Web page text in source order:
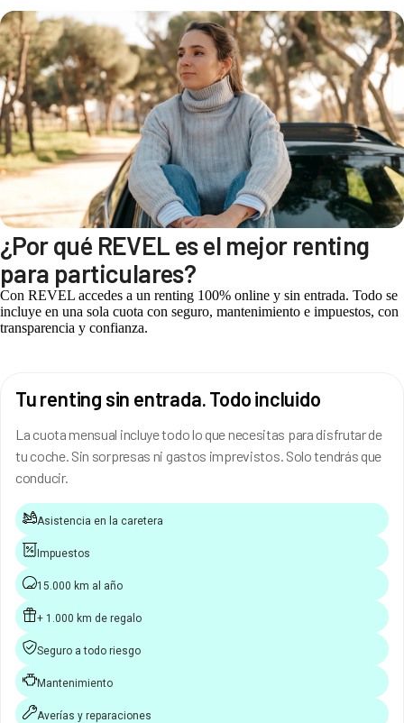
¿Por qué REVEL es el mejor renting
para particulares?
Con REVEL accedes a un renting 100% online y sin entrada. Todo se
incluye en una sola cuota con seguro, mantenimiento e impuestos, con
transparencia y confianza.
Tu renting sin entrada. Todo incluido
La cuota mensual incluye todo lo que necesitas para disfrutar de
tu coche. Sin sorpresas ni gastos imprevistos. Solo tendrás que
conducir.
Asistencia en la caretera
Impuestos
15.000 km al año
+ 1.000 km de regalo
Seguro a todo riesgo
Mantenimiento
Averías y reparaciones